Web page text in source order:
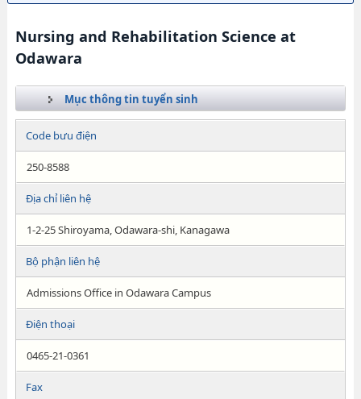
Nursing and Rehabilitation Science at
Odawara
Mục thông tin tuyển sinh
Code bưu điện
250-8588
Địa chỉ liên hệ
1-2-25 Shiroyama, Odawara-shi, Kanagawa
Bộ phận liên hệ
Admissions Office in Odawara Campus
Điện thoại
0465-21-0361
Fax